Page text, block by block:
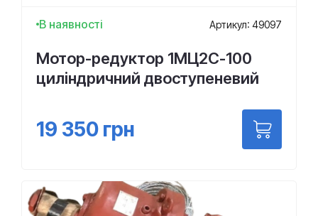
В наявності Артикул: 49097
Мотор-редуктор 1МЦ2С-100
циліндричний двоступеневий
19 350 грн